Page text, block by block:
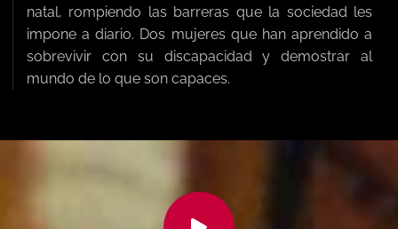
natal, rompiendo las barreras que la sociedad les
impone a diario. Dos mujeres que han aprendido a
sobrevivir con su discapacidad y demostrar al
mundo de lo que son capaces.